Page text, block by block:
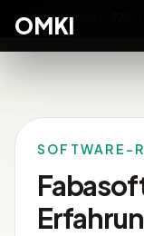
OMKI 2027
OMKI
SOFTWARE-